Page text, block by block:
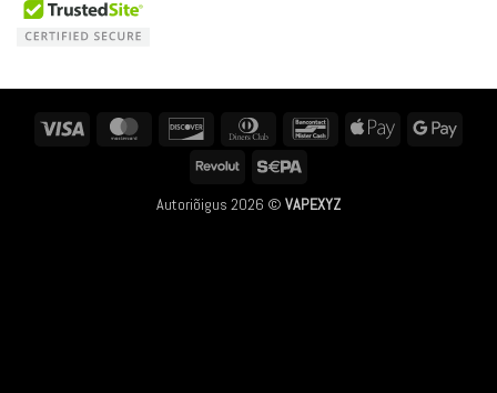
MasterCard Discover
Dinners
BancontactApple
Revolut
Autoriõigus 2026 © VAPEXYZ